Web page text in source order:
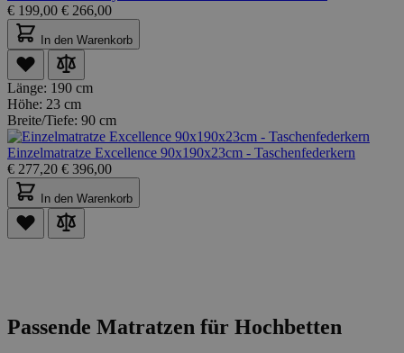
€ 199,00 € 266,00
In den Warenkorb
Länge: 190 cm
Höhe: 23 cm
Breite/Tiefe: 90 cm
Einzelmatratze Excellence 90x190x23cm - Taschenfederkern
€ 277,20 € 396,00
In den Warenkorb
Passende Matratzen für Hochbetten